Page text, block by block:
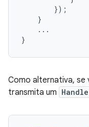
});
}
...
}
Como alternativa, se
transmita um